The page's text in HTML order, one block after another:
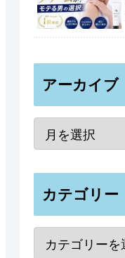
アーカイブ
カテゴリー